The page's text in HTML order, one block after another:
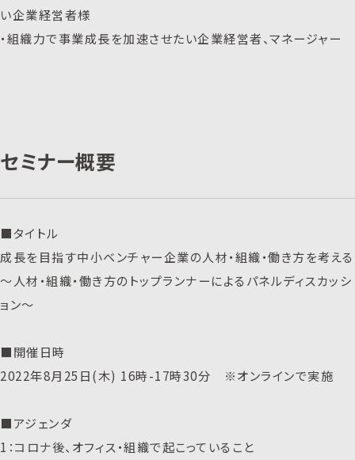
い企業経営者様
・組織力で事業成長を加速させたい企業経営者、マネージャー
セミナー概要
■タイトル
成長を目指す中小ベンチャー企業の人材・組織・働き方を考える
〜人材・組織・働き方のトップランナーによるパネルディスカッシ
ョン〜
■開催日時
2022年8月25日(木) 16時-17時30分 ※オンラインで実施
■アジェンダ
1：コロナ後、オフィス・組織で起こっていること